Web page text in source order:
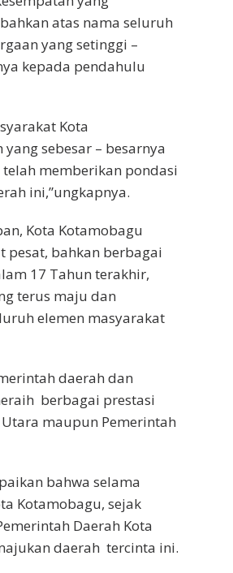
atas nama seluruh
yang setinggi –
kepada pendahulu
Kota
sebesar – besarnya
memberikan pondasi
ini,”ungkapnya.
Kota Kotamobagu
pesat, bahkan berbagai
17 Tahun terakhir,
terus maju dan
elemen masyarakat
daerah dan
berbagai prestasi
maupun Pemerintah
bahwa selama
Kotamobagu, sejak
Daerah Kota
daerah tercinta ini.